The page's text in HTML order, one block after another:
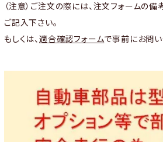
（注意）ご注文の際には、注文フォームの備
ご記入下さい。
もしくは、 適合確認フォームで事前にお問い